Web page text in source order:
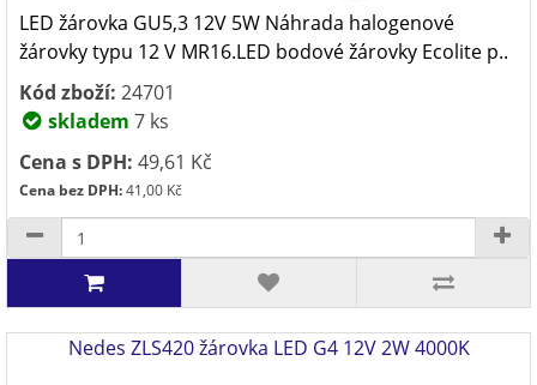
LED žárovka GU5,3 12V 5W Náhrada halogenové
žárovky typu 12 V MR16.LED bodové žárovky Ecolite p..
Kód zboží: 24701
skladem 7 ks
Cena s DPH: 49,61 Kč
Cena bez DPH:41,00 Kč
Nedes ZLS420 žárovka LED G4 12V 2W 4000K